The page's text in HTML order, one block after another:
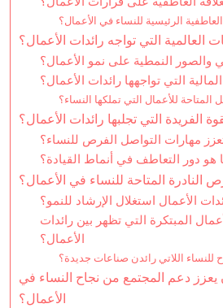
الرئيسية للنساء في الأعمال؟
العالمية التي تواجه رائدات الأعمال؟
والصور النمطية على نمو الأعمال؟
التي تواجهها رائدات الأعمال؟
المتاحة للأعمال التي تملكها النساء؟
الفريدة التي تجلبها رائدات الأعمال؟
مهارات التواصل الفرص للنساء؟
هو دور التعاطف في أنماط القيادة؟
النادرة المتاحة للنساء في الأعمال؟
الأعمال استغلال الإرشاد للنمو؟
المبتكرة التي تظهر بين رائدات
الأعمال؟
اللاتي رائدن صناعات جديدة؟
دعم المجتمع من نجاح النساء في
الأعمال؟